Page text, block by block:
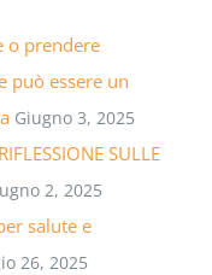
o prendere
può essere un
Giugno 3, 2025
SULLE
2, 2025
salute e
26, 2025